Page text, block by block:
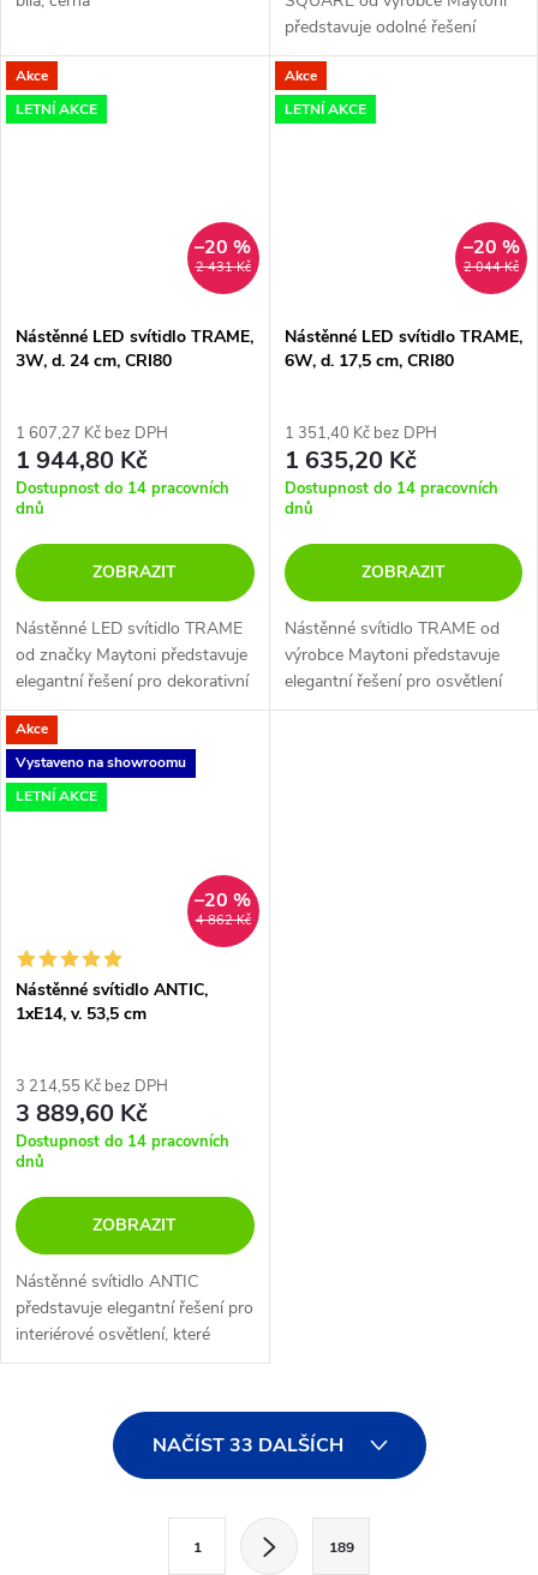
představuje odolné řešení
osvětlení s krytím IP54, které
díky svému zpracování z kovu
skvěle doplní moderní exteriéry
Akce
LETNÍ AKCE
2 431 Kč
–20 %
Nástěnné LED svítidlo TRAME,
3W, d. 24 cm, CRI80
1 607,27 Kč bez DPH
1 944,80 Kč
Dostupnost do 14 pracovních
dnů
ZOBRAZIT
Nástěnné LED svítidlo TRAME
od značky Maytoni představuje
elegantní řešení pro dekorativní
osvětlení interiéru díky svému
zpracování ze skla.
Akce
LETNÍ AKCE
2 044 Kč
–20 %
Nástěnné LED svítidlo TRAME,
6W, d. 17,5 cm, CRI80
1 351,40 Kč bez DPH
1 635,20 Kč
Dostupnost do 14 pracovních
dnů
ZOBRAZIT
Nástěnné svítidlo TRAME od
výrobce Maytoni představuje
elegantní řešení pro osvětlení
interiérů díky svému provedení
Akce
Vystaveno na showroomu
LETNÍ AKCE
4 862 Kč
–20 %
Nástěnné svítidlo ANTIC,
1xE14, v. 53,5 cm
3 214,55 Kč bez DPH
3 889,60 Kč
Dostupnost do 14 pracovních
dnů
ZOBRAZIT
Nástěnné svítidlo ANTIC
představuje elegantní řešení pro
interiérové osvětlení, které
kombinuje kov a sklo v
NAČÍST 33 DALŠÍCH
1 189